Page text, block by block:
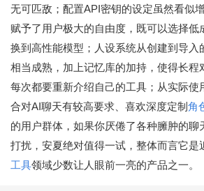
无可匹敌；配置API密钥的设定虽然看似
赋予了用户极大的自由度，既可以选择低
换到高性能模型；人设系统从创建到导入
相当成熟，加上记忆库的加持，使得长程
每次都要重新介绍自己的工具；从实际使
合对AI聊天有较高要求、喜欢深度定制 角
的用户群体，如果你厌倦了各种臃肿的聊
打扰，安夏绝对值得一试，整体而言它是
工具领域少数让人眼前一亮的产品之一。